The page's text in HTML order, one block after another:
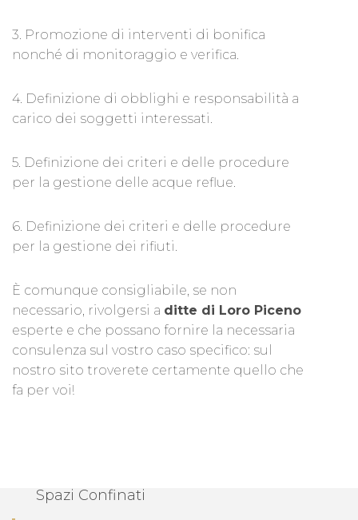
3. Promozione di interventi di bonifica
nonché di monitoraggio e verifica.
4. Definizione di obblighi e responsabilità a
carico dei soggetti interessati.
5. Definizione dei criteri e delle procedure
per la gestione delle acque reflue.
6. Definizione dei criteri e delle procedure
per la gestione dei rifiuti.
È comunque consigliabile, se non
necessario, rivolgersi a ditte di Loro Piceno
esperte e che possano fornire la necessaria
consulenza sul vostro caso specifico: sul
nostro sito troverete certamente quello che
fa per voi!
Spazi Confinati